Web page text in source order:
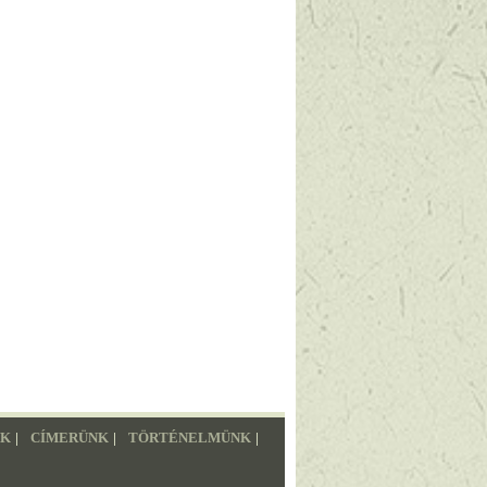
| CÍMERÜNK | TÖRTÉNELMÜNK |